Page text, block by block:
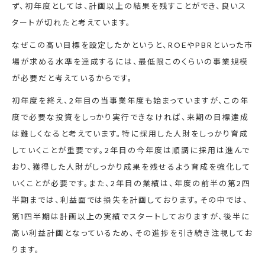
ず、初年度としては、計画以上の結果を残すことができ、良いス
タートが切れたと考えています。
なぜこの高い目標を設定したかというと、ROEやPBRといった市
場が求める水準を達成するには、最低限このくらいの事業規模
が必要だと考えているからです。
初年度を終え、2年目の当事業年度も始まっていますが、この年
度で必要な投資をしっかり実行できなければ、来期の目標達成
は難しくなると考えています。特に採用した人財をしっかり育成
していくことが重要です。2年目の今年度は順調に採用は進んで
おり、獲得した人財がしっかり成果を残せるよう育成を強化して
いくことが必要です。また、2年目の業績は、年度の前半の第2四
半期までは、利益面では損失を計画しております。その中では、
第1四半期は計画以上の実績でスタートしておりますが、後半に
高い利益計画となっているため、その進捗を引き続き注視してお
ります。